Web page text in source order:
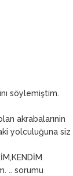
söylemiştim.
akrabalarınin
yolculuğuna siz
.. sorumu